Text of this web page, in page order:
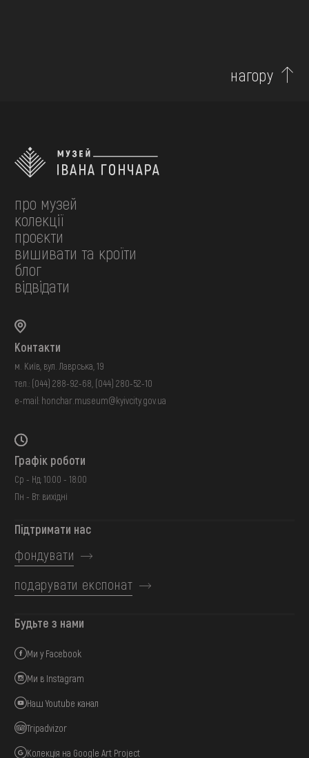
нагору
про музей
колекції
проєкти
вишивати та кроїти
блог
відвідати
Контакти
м. Київ, вул. Лаврська, 19
тел.: (044) 288-92-68 (044) 280-52-10
e-mail: honchar.museum@kyivcity.gov.ua
Графік роботи
Ср - Нд: 10:00 - 18:00
Пн - Вт: вихідні
Підтримати нас
фондувати
подарувати експонат
Будьте з нами
Ми у Facebook
Ми в Instagram
Наш Youtube канал
Tripadvizor
Колекція на Google Art Project